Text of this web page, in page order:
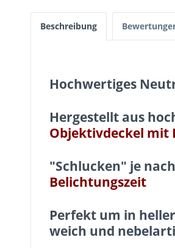
Beschreibung
Hochwertiges
Hergestellt aus
Objektivdeckel mit
"Schlucken" je
Belichtungszeit
Perfekt um in
weich und